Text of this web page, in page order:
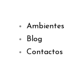
Ambientes
Blog
Contactos